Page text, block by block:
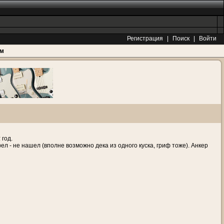
Регистрация Поиск
Войти
- не нашел (вполне возможно дека из одного куска, гриф тоже). Анкер